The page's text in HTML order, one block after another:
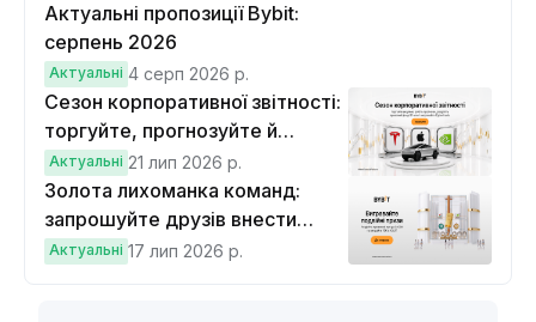
Актуальні пропозиції Bybit:
серпень 2026
Актуальні 4 серп 2026 р.
Сезон корпоративної звітності:
торгуйте, прогнозуйте й
вигравайте Cybertruck
Актуальні 21 лип 2026 р.
Золота лихоманка команд:
запрошуйте друзів внести
депозит на $100 і торгувати на
Актуальні 17 лип 2026 р.